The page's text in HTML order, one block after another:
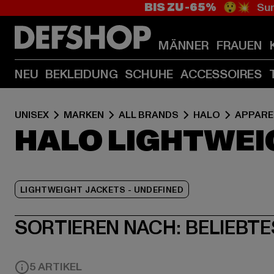
BIS ZU -65% 😲💥
MÄNNER FRAUEN
NEU BEKLEIDUNG SCHUHE ACCESSOIRES
UNISEX MARKEN ALL BRANDS HALO
HALO
LIGHTWEIGHT JACKETS - UNDEFINED
SORTIEREN NACH:
5 ARTIKEL